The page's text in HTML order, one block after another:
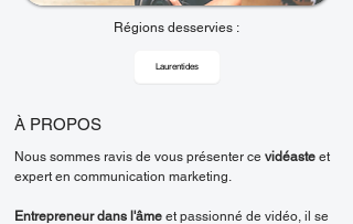
Régions desservies :
Laurentides
À PROPOS
Nous sommes ravis de vous présenter ce vidéaste et
expert en communication marketing.
Entrepreneur dans l'âme et passionné de vidéo, il se